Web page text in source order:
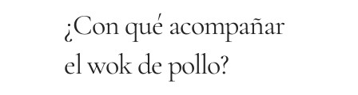
¿Con qué acompañar
el wok de pollo?